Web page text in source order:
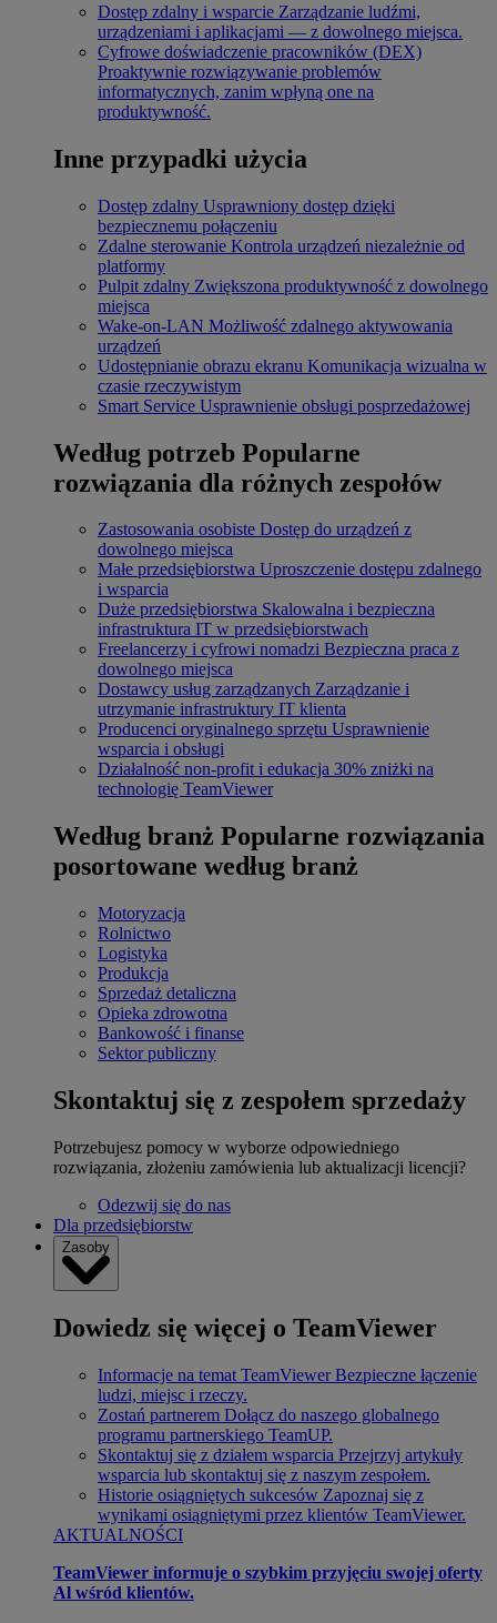
Dostęp zdalny i wsparcie Zarządzanie ludźmi,
urządzeniami i aplikacjami — z dowolnego miejsca.
Cyfrowe doświadczenie pracowników (DEX)
Proaktywnie rozwiązywanie problemów
informatycznych, zanim wpłyną one na
produktywność.
Inne przypadki użycia
Dostęp zdalny Usprawniony dostęp dzięki
bezpiecznemu połączeniu
Zdalne sterowanie Kontrola urządzeń niezależnie od
platformy
Pulpit zdalny Zwiększona produktywność z dowolnego
miejsca
Wake-on-LAN Możliwość zdalnego aktywowania
urządzeń
Udostępnianie obrazu ekranu Komunikacja wizualna w
czasie rzeczywistym
Smart Service Usprawnienie obsługi posprzedażowej
Według potrzeb Popularne
rozwiązania dla różnych zespołów
Zastosowania osobiste Dostęp do urządzeń z
dowolnego miejsca
Małe przedsiębiorstwa Uproszczenie dostępu zdalnego
i wsparcia
Duże przedsiębiorstwa Skalowalna i bezpieczna
infrastruktura IT w przedsiębiorstwach
Freelancerzy i cyfrowi nomadzi Bezpieczna praca z
dowolnego miejsca
Dostawcy usług zarządzanych Zarządzanie i
utrzymanie infrastruktury IT klienta
Producenci oryginalnego sprzętu Usprawnienie
wsparcia i obsługi
Działalność non-profit i edukacja 30% zniżki na
technologię TeamViewer
Według branż Popularne rozwiązania
posortowane według branż
Motoryzacja
Rolnictwo
Logistyka
Produkcja
Sprzedaż detaliczna
Opieka zdrowotna
Bankowość i finanse
Sektor publiczny
Skontaktuj się z zespołem sprzedaży
Potrzebujesz pomocy w wyborze odpowiedniego
rozwiązania, złożeniu zamówienia lub aktualizacji licencji?
Odezwij się do nas
Dla przedsiębiorstw
Zasoby
Dowiedz się więcej o TeamViewer
Informacje na temat TeamViewer Bezpieczne łączenie
ludzi, miejsc i rzeczy.
Zostań partnerem Dołącz do naszego globalnego
programu partnerskiego TeamUP.
Skontaktuj się z działem wsparcia Przejrzyj artykuły
wsparcia lub skontaktuj się z naszym zespołem.
Historie osiągniętych sukcesów Zapoznaj się z
wynikami osiągniętymi przez klientów TeamViewer.
AKTUALNOŚCI
TeamViewer informuje o szybkim przyjęciu swojej oferty
Al wśród klientów.